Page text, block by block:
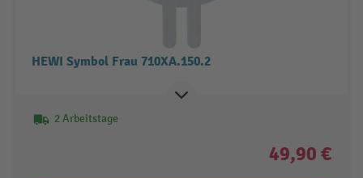
HEWI Symbol Frau 710XA.150.2
2 Arbeitstage
49,90 €